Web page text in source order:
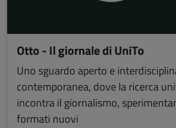
Otto - Il giornale di UniTo
Uno sguardo aperto e
contemporanea, dove la ricerca
incontra il giornalismo,
formati nuovi